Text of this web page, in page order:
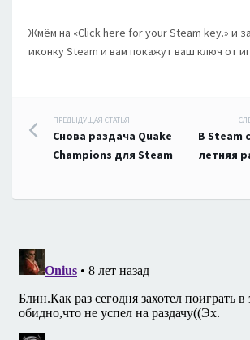
Жмём на «Click here for your Steam key.» и
иконку Steam и вам покажут ваш ключ от
Навигация
по
записям
ПРЕДЫДУЩАЯ СТАТЬЯ
Снова раздача Quake
Champions для Steam
В Steam
летняя